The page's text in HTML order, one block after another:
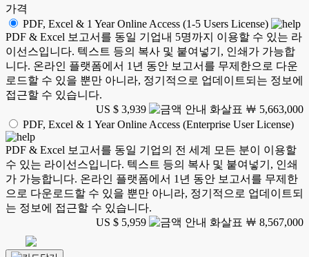
가격
PDF, Excel & 1 Year Online Access (1-5 Users License)
PDF & Excel 보고서를 동일 기업내 5명까지 이용할 수 있는 라
이선스입니다. 텍스트 등의 복사 및 붙여넣기, 인쇄가 가능합
니다. 온라인 플랫폼에서 1년 동안 보고서를 무제한으로 다운
로드할 수 있을 뿐만 아니라, 정기적으로 업데이트되는 정보에
접근할 수 있습니다.
US $ 3,939
￦ 5,663,000
PDF, Excel & 1 Year Online Access (Enterprise User License)
PDF & Excel 보고서를 동일 기업의 전 세계 모든 분이 이용할
수 있는 라이선스입니다. 텍스트 등의 복사 및 붙여넣기, 인쇄
가 가능합니다. 온라인 플랫폼에서 1년 동안 보고서를 무제한
으로 다운로드할 수 있을 뿐만 아니라, 정기적으로 업데이트되
는 정보에 접근할 수 있습니다.
US $ 5,959
￦ 8,567,000